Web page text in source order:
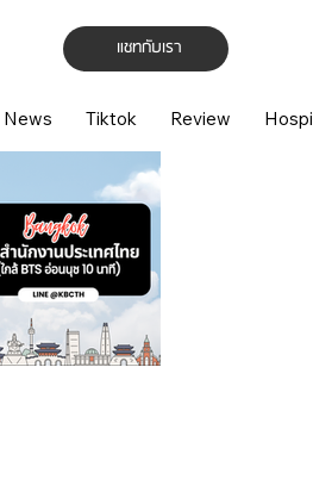
แชทกับเรา
News Tiktok Review